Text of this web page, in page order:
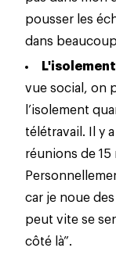
pousser les
dans
L'isolement
vue social, on
l’isolement
télétravail . Il y
réunions de
car je noue
peut vite se
côté là”.